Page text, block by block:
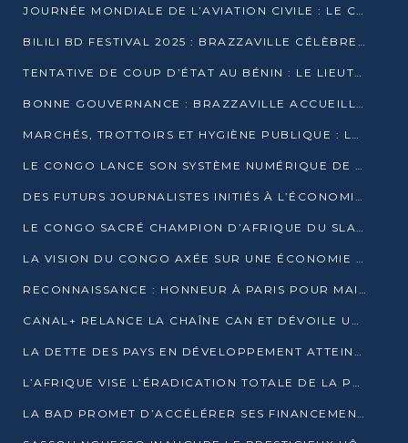
JOURNÉE MONDIALE DE L’AVIATION CIVILE : LE CONGO MISE SUR L’INNOVATION ET LA SÉCURITÉ
BILILI BD FESTIVAL 2025 : BRAZZAVILLE CÉLÈBRE DIX ANS DE CRÉATION GRAPHIQUE AFRICAINE
TENTATIVE DE COUP D’ÉTAT AU BÉNIN : LE LIEUTENANT-COLONEL TIGRI S’AUTOPROCLAME CHEF D’UN COMITÉ MILITAIRE
BONNE GOUVERNANCE : BRAZZAVILLE ACCUEILLE LES PREMIÈRES JOURNÉES CONGOLAISES DE L’ÉVALUATION
MARCHÉS, TROTTOIRS ET HYGIÈNE PUBLIQUE : LE GOUVERNEMENT DURCIT LE TON
LE CONGO LANCE SON SYSTÈME NUMÉRIQUE DE VÉRIFICATION DU BOIS
DES FUTURS JOURNALISTES INITIÉS À L’ÉCONOMIE BLEUE DURABLE
LE CONGO SACRÉ CHAMPION D’AFRIQUE DU SLAM 2025
LA VISION DU CONGO AXÉE SUR UNE ÉCONOMIE BAS CARBONE AU RENDEZ-VOUS DE MONACO 2025
RECONNAISSANCE : HONNEUR À PARIS POUR MAIXENT RAOUL OMINGA
CANAL+ RELANCE LA CHAÎNE CAN ET DÉVOILE UNE OFFRE EXCEPTIONNELLE POUR DÉCEMBRE
LA DETTE DES PAYS EN DÉVELOPPEMENT ATTEINT UN SOMMET HISTORIQUE ENTRE 2022 ET 2024
L’AFRIQUE VISE L’ÉRADICATION TOTALE DE LA POLIOMYÉLITE D’ICI 2026
LA BAD PROMET D’ACCÉLÉRER SES FINANCEMENTS AVEC LE MINISTÈRE DE L’ASSAINISSEMENT